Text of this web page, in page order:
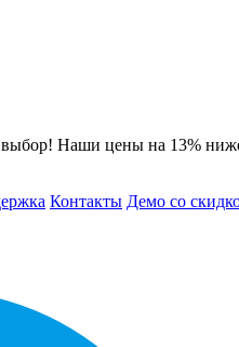
выбор! Наши цены на 13%
Контакты Демо со